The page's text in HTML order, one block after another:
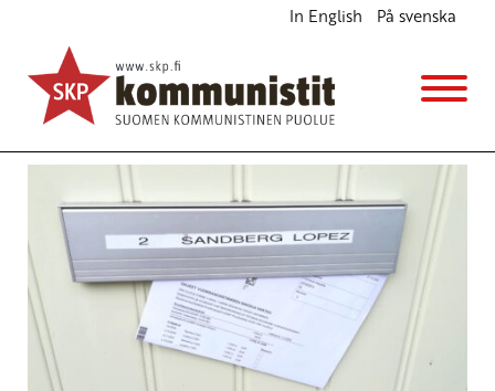
In English På svenska
asunto